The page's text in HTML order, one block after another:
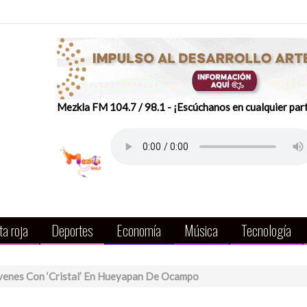
Mezkla FM 104.7 / 98.1 - ¡Escúchanos en cualquier
roja Deportes Economía Música Tecnología
Con ‘cristal’ En Hueyapan De Ocampo